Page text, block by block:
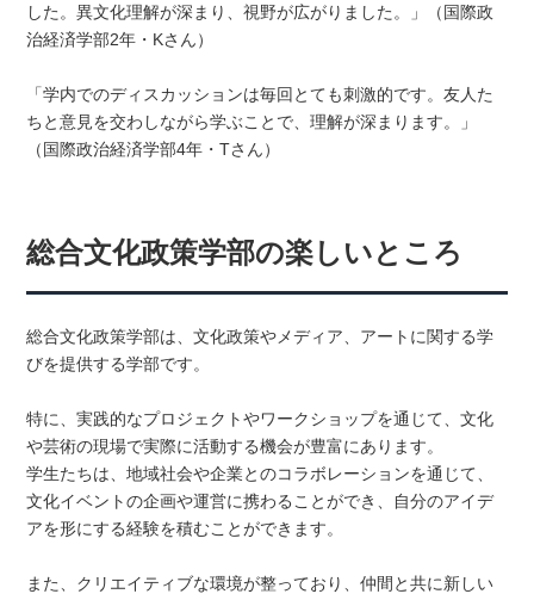
した。異文化理解が深まり、視野が広がりました。」（国際政
治経済学部2年・Kさん）
「学内でのディスカッションは毎回とても刺激的です。友人た
ちと意見を交わしながら学ぶことで、理解が深まります。」
（国際政治経済学部4年・Tさん）
総合文化政策学部の楽しいところ
総合文化政策学部は、文化政策やメディア、アートに関する学
びを提供する学部です。
特に、実践的なプロジェクトやワークショップを通じて、文化
や芸術の現場で実際に活動する機会が豊富にあります。
学生たちは、地域社会や企業とのコラボレーションを通じて、
文化イベントの企画や運営に携わることができ、自分のアイデ
アを形にする経験を積むことができます。
また、クリエイティブな環境が整っており、仲間と共に新しい